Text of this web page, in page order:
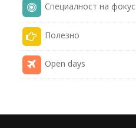
Специалност на фокус
Полезнo
Open days